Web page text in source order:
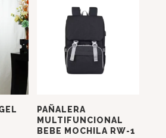
desde
$110,000
hasta
$120,000
PAÑALERA
MULTIFUNCIONAL
BEBE MOCHILA RW-1